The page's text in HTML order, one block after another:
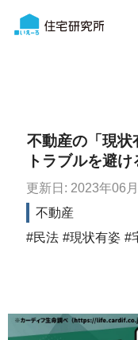
不動産の「現状
トラブルを避
更新日: 2023年06
不動産
民法
現状有姿